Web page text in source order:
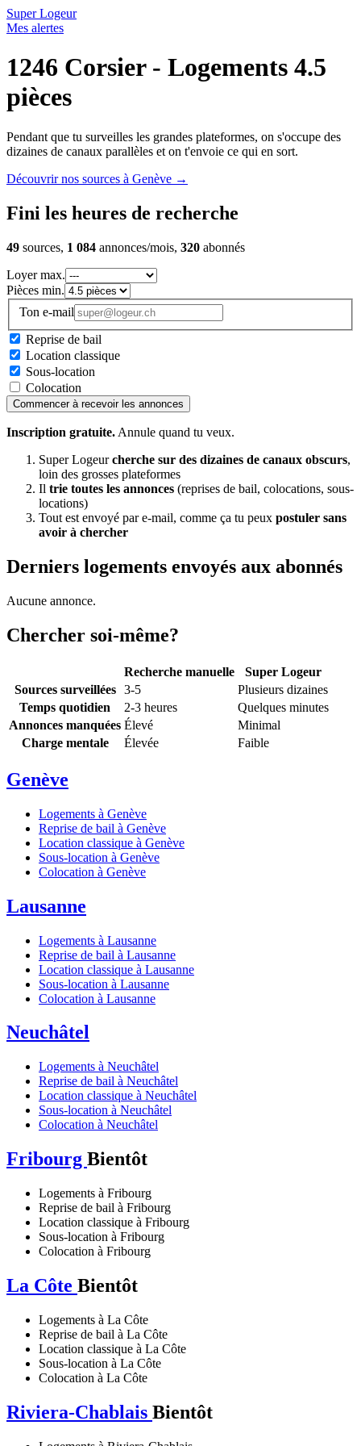
Super Logeur
Mes alertes
1246 Corsier - Logements 4.5
pièces
Pendant que tu surveilles les grandes plateformes, on s'occupe des
dizaines de canaux parallèles et on t'envoie ce qui en sort.
Découvrir nos sources à Genève →
Fini les heures de recherche
49 sources, 1 084 annonces/mois, 320 abonnés
Loyer max.
Pièces min.
Ton e-mail
Reprise de bail
Location classique
Sous-location
Colocation
Commencer à recevoir les annonces
Inscription gratuite. Annule quand tu veux.
Super Logeurcherche sur des dizaines de canaux obscurs,
loin des grosses plateformes
Il trie toutes les annonces (reprises de bail, colocations, sous-
locations)
Tout est envoyé par e-mail, comme ça tu peux postuler sans
avoir à chercher
Derniers logements envoyés aux abonnés
Aucune annonce.
Chercher soi-même?
Recherche manuelle
Super Logeur
Sources surveillées
3-5
Plusieurs dizaines
Temps quotidien
2-3 heures
Quelques minutes
Annonces manquées Élevé
Minimal
Charge mentale
Élevée Faible
Genève
Logements à Genève
Reprise de bail à Genève
Location classique à Genève
Sous-location à Genève
Colocation à Genève
Lausanne
Logements à Lausanne
Reprise de bail à Lausanne
Location classique à Lausanne
Sous-location à Lausanne
Colocation à Lausanne
Neuchâtel
Logements à Neuchâtel
Reprise de bail à Neuchâtel
Location classique à Neuchâtel
Sous-location à Neuchâtel
Colocation à Neuchâtel
Fribourg Bientôt
Logements à Fribourg
Reprise de bail à Fribourg
Location classique à Fribourg
Sous-location à Fribourg
Colocation à Fribourg
La Côte Bientôt
Logements à La Côte
Reprise de bail à La Côte
Location classique à La Côte
Sous-location à La Côte
Colocation à La Côte
Riviera-Chablais Bientôt